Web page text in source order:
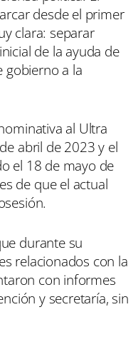
desde el primer
clara: separar
de la ayuda de
gobierno a la
al Ultra
abril de 2023 y el
el 18 de mayo de
de que el actual
durante su
relacionados con la
con informes
y secretaría, sin